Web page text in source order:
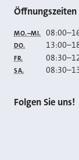
Öffnungszeiten
MO.–MI. 08:00–
DO. 13:00–
FR. 08:30–
SA. 08:30–
Folgen Sie uns!